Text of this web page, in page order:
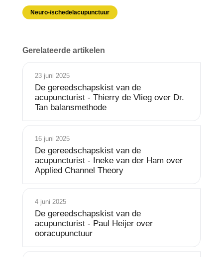
Neuro-/schedelacupunctuur
Gerelateerde artikelen
23 juni 2025
De gereedschapskist van de
acupuncturist - Thierry de Vlieg over Dr.
Tan balansmethode
16 juni 2025
De gereedschapskist van de
acupuncturist - Ineke van der Ham over
Applied Channel Theory
4 juni 2025
De gereedschapskist van de
acupuncturist - Paul Heijer over
ooracupunctuur